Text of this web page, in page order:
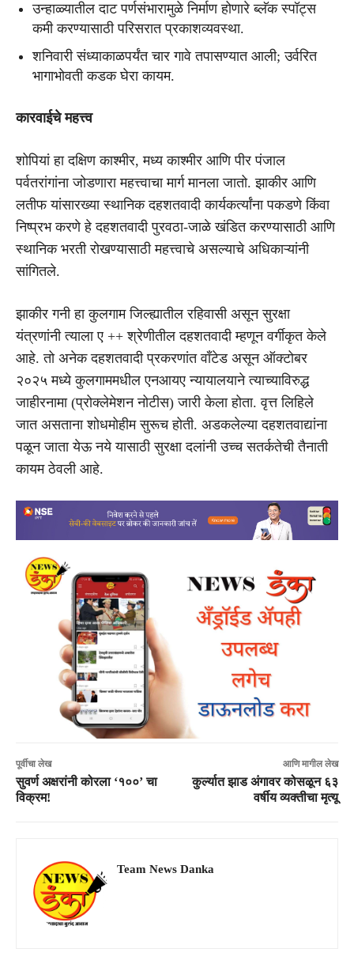
उन्हाळ्यातील दाट पर्णसंभारामुळे निर्माण होणारे ब्लॅक स्पॉट्स
कमी करण्यासाठी परिसरात प्रकाशव्यवस्था.
शनिवारी संध्याकाळपर्यंत चार गावे तपासण्यात आली; उर्वरित
भागाभोवती कडक घेरा कायम.
कारवाईचे महत्त्व
शोपियां हा दक्षिण काश्मीर, मध्य काश्मीर आणि पीर पंजाल
पर्वतरांगांना जोडणारा महत्त्वाचा मार्ग मानला जातो. झाकीर आणि
लतीफ यांसारख्या स्थानिक दहशतवादी कार्यकर्त्यांना पकडणे किंवा
निष्प्रभ करणे हे दहशतवादी पुरवठा-जाळे खंडित करण्यासाठी आणि
स्थानिक भरती रोखण्यासाठी महत्त्वाचे असल्याचे अधिकाऱ्यांनी
सांगितले.
झाकीर गनी हा कुलगाम जिल्ह्यातील रहिवासी असून सुरक्षा
यंत्रणांनी त्याला ए ++ श्रेणीतील दहशतवादी म्हणून वर्गीकृत केले
आहे. तो अनेक दहशतवादी प्रकरणांत वाँटेड असून ऑक्टोबर
२०२५ मध्ये कुलगाममधील एनआयए न्यायालयाने त्याच्याविरुद्ध
जाहीरनामा (प्रोक्लेमेशन नोटीस) जारी केला होता. वृत्त लिहिले
जात असताना शोधमोहीम सुरूच होती. अडकलेल्या दहशतवाद्यांना
पळून जाता येऊ नये यासाठी सुरक्षा दलांनी उच्च सतर्कतेची तैनाती
कायम ठेवली आहे.
पूर्वीचा लेख
सुवर्ण अक्षरांनी कोरला ‘१००’ चा
विक्रम!
आणि मागील लेख
कुर्ल्यात झाड अंगावर कोसळून ६३
वर्षीय व्यक्तीचा मृत्यू
Team News Danka